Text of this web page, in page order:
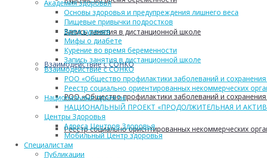
Запись занятия в дистанционной школе
Взаимодействие с СОНКО
РОО «Общество профилактики заболеваний и
Реестр социально ориентированных некоммерческих
Академия здоровья
Основы здоровья и предупреждения лишнего веса
Пищевые привычки подростков
Вред курения
Мифы о диабете
Курение во время беременности
Запись занятия в дистанционной школе
Взаимодействие с СОНКО
РОО «Общество профилактики заболеваний и
Реестр социально ориентированных некоммерческих
Национальные проекты
НАЦИОНАЛЬНЫЙ ПРОЕКТ «ПРОДОЛЖИТЕЛЬНАЯ И
Центры Здоровья
Адреса Центров Здоровья
Мобильный Центр здоровья
Cпециалистам
Публикации